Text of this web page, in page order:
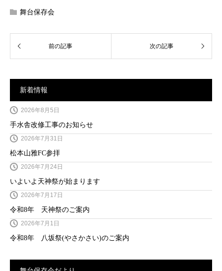
舞台保存会
新着情報
手水舎改修工事のお知らせ
2026年8月5日
松本山雅FC参拝
2026年7月31日
いよいよ天神祭が始まります
2026年7月24日
令和8年 天神祭のご案内
2026年7月17日
令和8年 八坂祭(やさかさい)のご案内
2026年7月1日